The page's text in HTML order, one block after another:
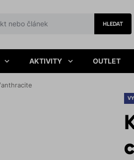
HLEDAT
AKTIVITY OUTLET